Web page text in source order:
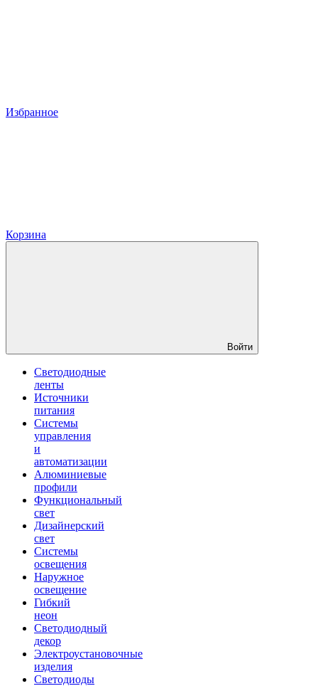
Избранное
Корзина
Войти
Светодиодные
ленты
Источники
питания
Системы
управления
и
автоматизации
Алюминиевые
профили
Функциональный
свет
Дизайнерский
свет
Системы
освещения
Наружное
освещение
Гибкий
неон
Светодиодный
декор
Электроустановочные
изделия
Светодиоды